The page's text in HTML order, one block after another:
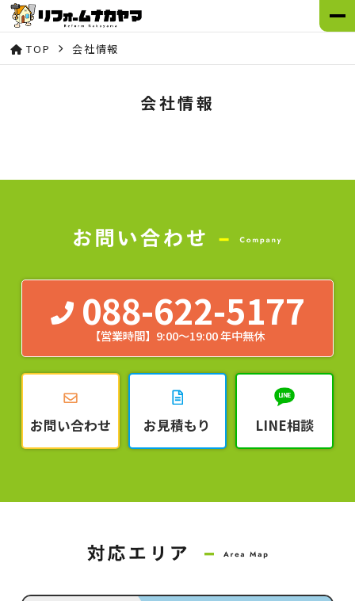
TOP 会社情報
会社情報
088-622-5177
【営業時間】9:00～19:00 年中無休
お問い合わせ お見積もり LINE相談